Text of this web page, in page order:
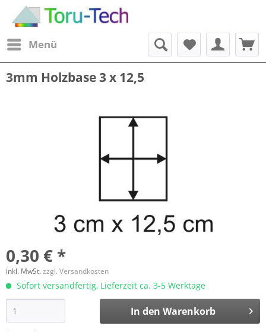
Menü
3mm Holzbase 3 x 12,5
0,30 € *
inkl. MwSt.zzgl. Versandkosten
Sofort versandfertig, Lieferzeit ca. 3-5 Werktage
In den Warenkorb